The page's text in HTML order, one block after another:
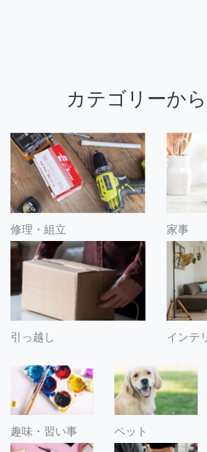
カテゴリーか
修理・組立 家事
引っ越し インテ
趣味・習い事 ペット